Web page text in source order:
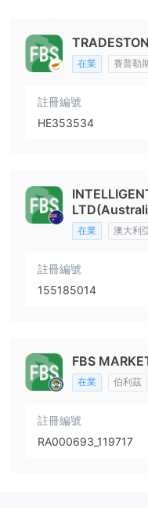
在業 賽普勒
註冊編號
HE353534
在業 澳大利
註冊編號
155185014
FBS
在業 伯利茲
註冊編號
RA000693_119717